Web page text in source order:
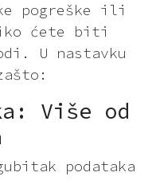
pogreške ili
ćete biti
U nastavku
Više od
podataka